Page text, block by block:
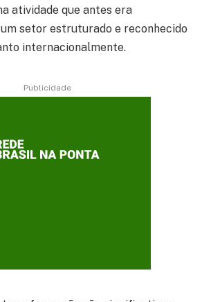
atividade que antes era
setor estruturado e reconhecido
internacionalmente.
Publicidade